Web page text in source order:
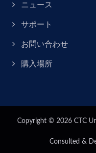
ニュース
サポート
お問い合わせ
購入場所
Copyright © 2026 CTC
Consulted &